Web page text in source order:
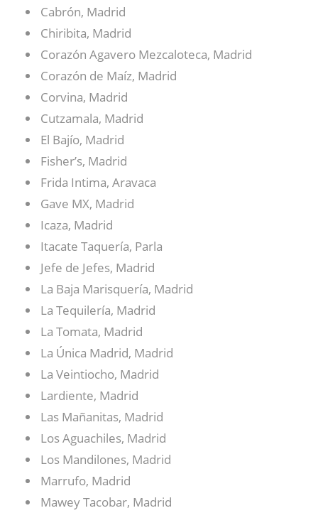
Cabrón, Madrid
Chiribita, Madrid
Corazón Agavero Mezcaloteca, Madrid
Corazón de Maíz, Madrid
Corvina, Madrid
Cutzamala, Madrid
El Bajío, Madrid
Fisher’s, Madrid
Frida Intima, Aravaca
Gave MX, Madrid
Icaza, Madrid
Itacate Taquería, Parla
Jefe de Jefes, Madrid
La Baja Marisquería, Madrid
La Tequilería, Madrid
La Tomata, Madrid
La Única Madrid, Madrid
La Veintiocho, Madrid
Lardiente, Madrid
Las Mañanitas, Madrid
Los Aguachiles, Madrid
Los Mandilones, Madrid
Marrufo, Madrid
Mawey Tacobar, Madrid